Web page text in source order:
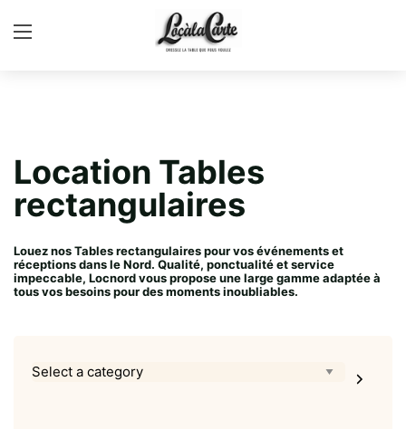
Location Tables
rectangulaires
Louez nos Tables rectangulaires pour vos événements et
réceptions dans le Nord. Qualité, ponctualité et service
impeccable, Locnord vous propose une large gamme adaptée à
tous vos besoins pour des moments inoubliables.
Select